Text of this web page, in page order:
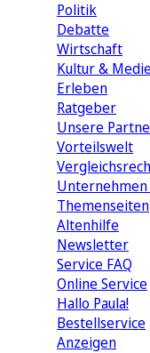
Politik
Debatte
Wirtschaft
Kultur &
Erleben
Ratgeber
Unsere
Vorteilswelt
Themenseiten
Altenhilfe
Newsletter
Service FAQ
Online Service
Hallo Paula!
Bestellservice
Anzeigen